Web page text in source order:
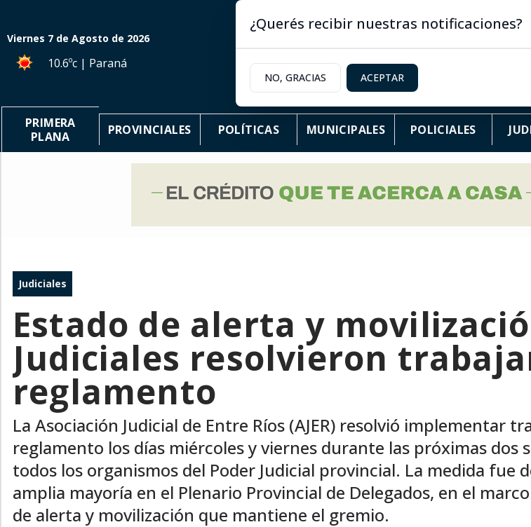
Viernes 7 de Agosto de 2026
10.6ºc | Paraná
PRIMERA
PLANA
PROVINCIALES POLÍTICAS MUNICIPALES POLICIALES
Judiciales
Estado de alerta y
Judiciales resolvieron
reglamento
La Asociación Judicial de Entre Ríos (AJER) resolvió implementar
reglamento los días miércoles y viernes durante las próximas dos
todos los organismos del Poder Judicial provincial. La medida fue
amplia mayoría en el Plenario Provincial de Delegados, en el
de alerta y movilización que mantiene el gremio.
¿Querés recibir nuestras notificaciones?
NO, GRACIAS ACEPTAR